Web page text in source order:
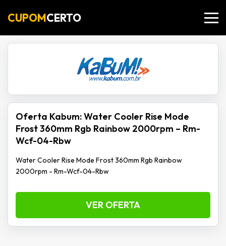
CUPOMCERTO
Oferta Kabum: Water Cooler Rise Mode
Frost 360mm Rgb Rainbow 2000rpm – Rm-
Wcf-04-Rbw
Water Cooler Rise Mode Frost 360mm Rgb Rainbow
2000rpm - Rm-Wcf-04-Rbw
VER OFERTA